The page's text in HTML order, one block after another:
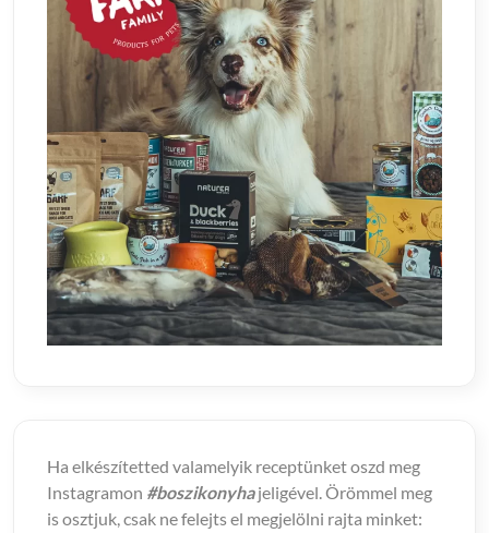
Ha elkészítetted valamelyik receptünket oszd meg
Instagramon #boszikonyhajeligével. Örömmel meg
is osztjuk, csak ne felejts el megjelölni rajta minket: